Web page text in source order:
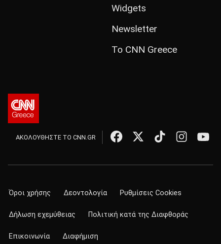
Widgets
Newsletter
Το CNN Greece
ΑΚΟΛΟΥΘΗΣΤΕ ΤΟ CNN.GR
Όροι χρήσης Δεοντολογία Ρυθμίσεις Cookies
Δήλωση εχεμύθειας Πολιτική κατά της Διαφθοράς
Επικοινωνία Διαφήμιση